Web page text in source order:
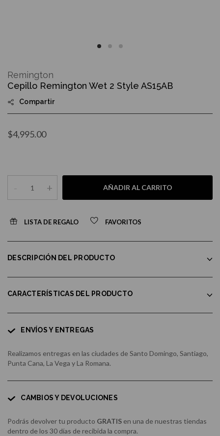
the
beginning
the
images
Cepillo Remington Wet 2 Style AS15AB
Compartir
$4,995.00
- + AÑADIR AL CARRITO
LISTA DE REGALO FAVORITOS
Remington
DESCRIPCIÓN DEL PRODUCTO
CARACTERÍSTICAS DEL PRODUCTO
ENVÍOS Y ENTREGAS
Realizamos entregas en las ciudades de Santo Domingo, Santiago,
Punta Cana, La Vega y La Romana.
CAMBIOS Y DEVOLUCIONES
Podrás devolver tu producto GRATIS en una de nuestras tiendas
dentro de los 30 días de recibida la compra.